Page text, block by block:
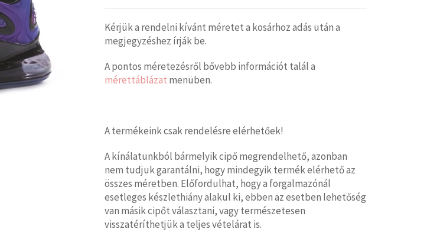
Kérjük a rendelni kívánt méretet a kosárhoz adás után a
megjegyzéshez írják be.
A pontos méretezésről bővebb információt talál a
mérettáblázat menüben.
A termékeink csak rendelésre elérhetőek!
A kínálatunkból bármelyik cipő megrendelhető, azonban
nem tudjuk garantálni, hogy mindegyik termék elérhető az
összes méretben. Előfordulhat, hogy a forgalmazónál
esetleges készlethiány alakul ki, ebben az esetben lehetőség
van másik cipőt választani, vagy természetesen
visszatéríthetjük a teljes vételárat is.